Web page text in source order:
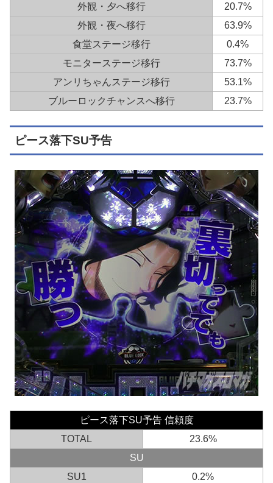
外観・夕へ移行
20.7%
外観・夜へ移行
63.9%
食堂ステージ移行
0.4%
モニターステージ移行
73.7%
アンリちゃんステージ移行
53.1%
ブルーロックチャンスへ移行
23.7%
ピース落下SU予告
ピース落下SU予告 信頼度
TOTAL
23.6%
SU
SU1
0.2%